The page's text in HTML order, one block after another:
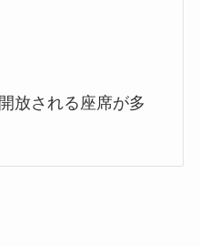
放される座席が多